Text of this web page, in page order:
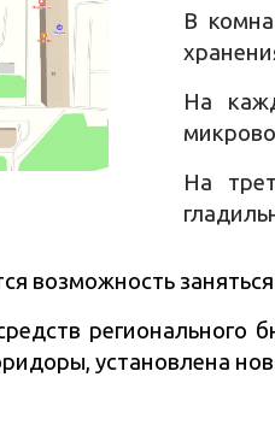
В
На
На
возможность
установлена